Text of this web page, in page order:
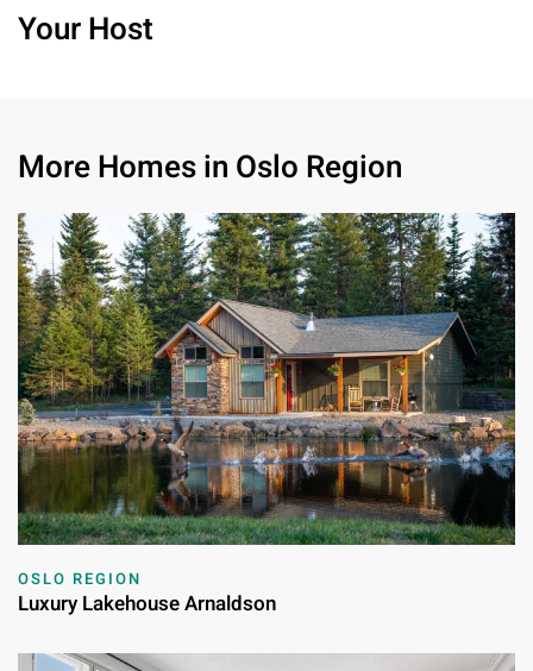
Your Host
More Homes in Oslo Region
OSLO REGION
Luxury Lakehouse Arnaldson